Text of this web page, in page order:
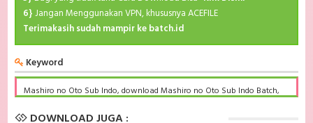
6}Jangan Menggunakan VPN, khususnya ACEFILE
Terimakasih sudah mampir ke batch.id
Keyword
Mashiro no Oto Sub Indo, download Mashiro no Oto Sub Indo Batch,
Oto Sub indo batch google drive, Mashiro no Oto batch subtitle
DOWNLOAD JUGA :